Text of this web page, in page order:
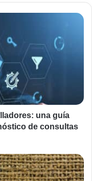
una guía
de consultas